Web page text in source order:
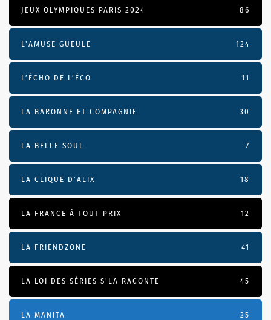
JEUX OLYMPIQUES PARIS 2024 86
L'AMUSE GUEULE 124
L’ÉCHO DE L’ÉCO 11
LA BARONNE ET COMPAGNIE 30
LA BELLE SOUL 7
LA CLIQUE D'ALIX 18
LA FRANCE À TOUT PRIX 12
LA FRIENDZONE 41
LA LOI DES SÉRIES S'LA RACONTE 45
LA MANITA 25